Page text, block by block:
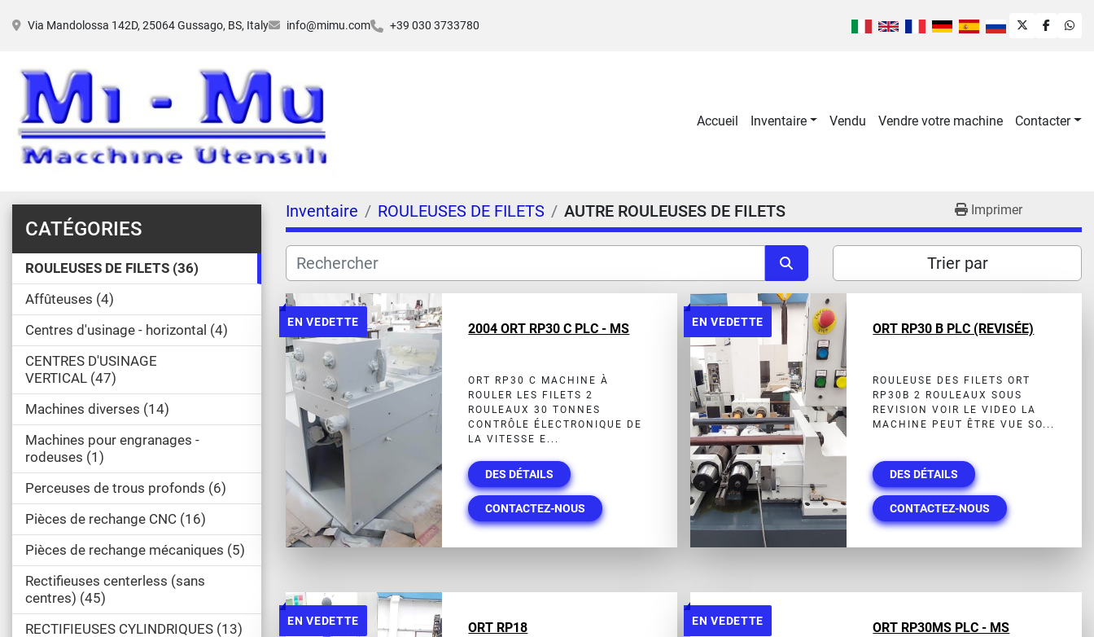
Via Mandolossa 142D, 25064 Gussago, BS, Italy info@mimu.com +39 030 3733780 twitter
Accueil Inventaire Vendu Vendre votre machine Contacter
CATÉGORIES
ROULEUSES DE FILETS 36
Affûteuses 4
Centres d'usinage - horizontal
4
CENTRES D'USINAGE
VERTICAL 47
Machines diverses 14
Machines pour engranages -
rodeuses 1
Perceuses de trous profonds 6
Pièces de rechange CNC 16
Pièces de rechange mécaniques 5
Rectifieuses centerless (sans
centres) 45
RECTIFIEUSES CYLINDRIQUES 13
Inventaire ROULEUSES DE FILETS AUTRE ROULEUSES DE FILETS Imprimer
Trier par
EN VEDETTE 2004 ORT RP30 C PLC - MS
ORT RP30 C MACHINE À
ROULER LES FILETS 2
ROULEAUX 30 TONNES
CONTRÔLE ÉLECTRONIQUE DE
LA VITESSE E...
DES DÉTAILS
CONTACTEZ-NOUS
EN VEDETTE ORT RP30 B PLC (REVISÉE)
ROULEUSE DES FILETS ORT
RP30B 2 ROULEAUX SOUS
REVISION VOIR LE VIDEO LA
MACHINE PEUT ÊTRE VUE SO...
DES DÉTAILS
CONTACTEZ-NOUS
EN VEDETTE ORT RP18 EN VEDETTE ORT RP30MS PLC - MS